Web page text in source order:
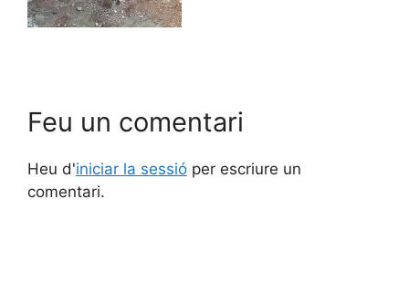
Feu un comentari
Heu d'iniciar la sessió per escriure un
comentari.